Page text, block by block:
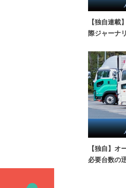
【独自連
際ジャーナ
【独自】オ
必要台数の